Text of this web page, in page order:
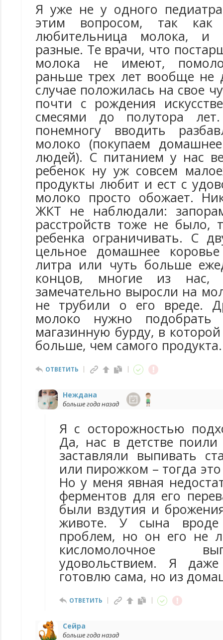
Я уже не у одного педиатра
этим вопросом, так
любительница молока, и
разные. Те врачи, что
молока не имеют,
раньше трех лет вообще не
случае положилась на свое
почти с рождения
смесями до полутора
понемногу вводить
молоко (покупаем
людей). С питанием у нас
ребенок ну уж совсем
продукты любит и ест с
молоко просто обожает.
ЖКТ не наблюдали:
расстройств тоже не было,
ребенка ограничивать. С
цельное домашнее
литра или чуть больше
концов, многие из
замечательно выросли на
не трубили о его вреде.
молоко нужно
магазинную бурду, в
больше, чем самого продукта.
ОТВЕТИТЬ
Неждана
больше года назад
Я с осторожностью
Да, нас в детстве
заставляли выпивать
или пирожком – тогда
Но у меня явная
ферментов для его
были вздутия и
животе. У сына
проблем, но он его не
кисломолочное
удовольствием. Я
готовлю сама, но из
ОТВЕТИТЬ
Сейра
больше года назад